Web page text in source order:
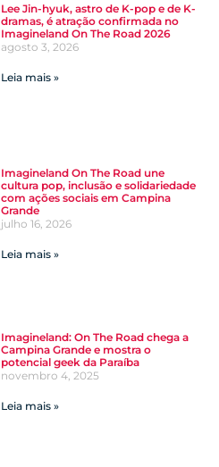
Lee Jin-hyuk, astro de K-pop e de K-
dramas, é atração confirmada no
Imagineland On The Road 2026
agosto 3, 2026
Leia mais »
Imagineland On The Road une
cultura pop, inclusão e solidariedade
com ações sociais em Campina
Grande
julho 16, 2026
Leia mais »
Imagineland: On The Road chega a
Campina Grande e mostra o
potencial geek da Paraíba
novembro 4, 2025
Leia mais »